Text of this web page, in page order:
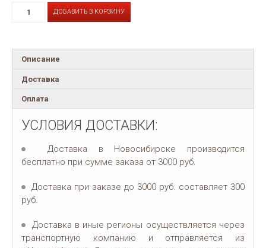
ДОБАВИТЬ В КОРЗИНУ
Описание
Доставка
Оплата
УСЛОВИЯ ДОСТАВКИ:
Доставка в Новосибирске производится
бесплатно при сумме заказа от 3000 руб.
Доставка при заказе до 3000 руб. составляет 300
руб.
Доставка в иные регионы осуществляется через
транспортную компанию и отправляется из